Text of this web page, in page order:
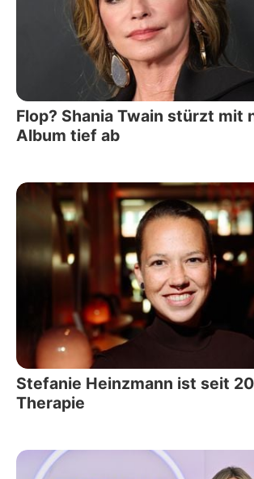
Flop? Shania Twain stürzt mit
Album tief ab
Stefanie Heinzmann ist seit
Therapie